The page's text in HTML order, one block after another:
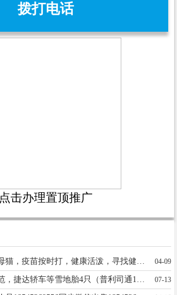
拨打电话
点击办理置顶推广
04-09
07-13